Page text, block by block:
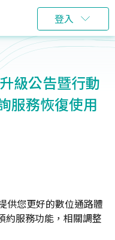
登入
級公告暨行動
服務恢復使用
供您更好的數位通路體
服務功能，相關調整